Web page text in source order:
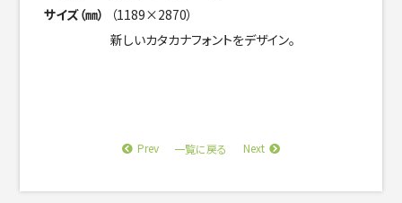
サイズ（㎜）
（1189×2870）
新しいカタカナフォントをデザイン。
Prev 一覧に戻る Next